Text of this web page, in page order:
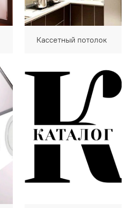
Кассетный потолок